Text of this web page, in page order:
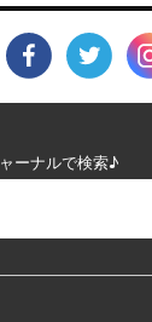
ーナルで検索♪